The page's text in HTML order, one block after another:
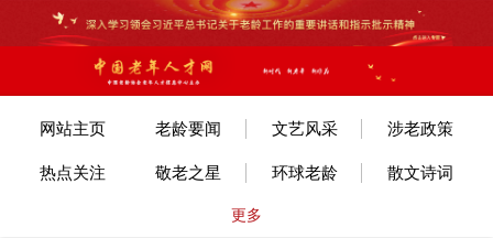
网站主页 老龄要闻 文艺风采 涉老政策
热点关注 敬老之星 环球老龄 散文诗词
更多